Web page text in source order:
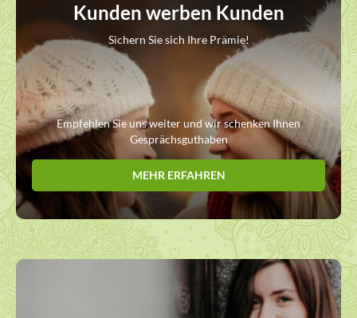
Kunden werben Kunden
Sichern Sie sich Ihre Prämie!
Empfehlen Sie uns weiter und wir schenken Ihnen
Gesprächsguthaben
MEHR ERFAHREN